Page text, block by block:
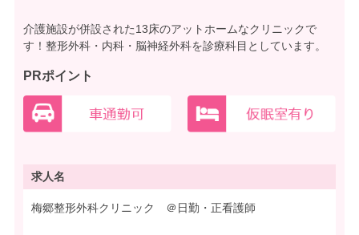
介護施設が併設された13床のアットホームなクリニックで
す！整形外科・内科・脳神経外科を診療科目としています。
PRポイント
求人名
梅郷整形外科クリニック ＠日勤・正看護師